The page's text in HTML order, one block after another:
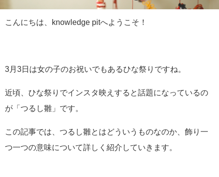
こんにちは、knowledge pitへようこそ！
3月3日は女の子のお祝いでもあるひな祭りですね。
近頃、ひな祭りでインスタ映えすると話題になっているの
が「つるし雛」です。
この記事では、つるし雛とはどういうものなのか、飾り一
つ一つの意味について詳しく紹介していきます。